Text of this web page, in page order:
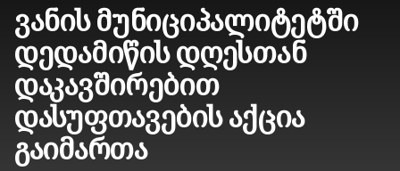
ვანის მუნიციპალიტეტში
დედამიწის დღესთან
დაკავშირებით
დასუფთავების აქცია
გაიმართა